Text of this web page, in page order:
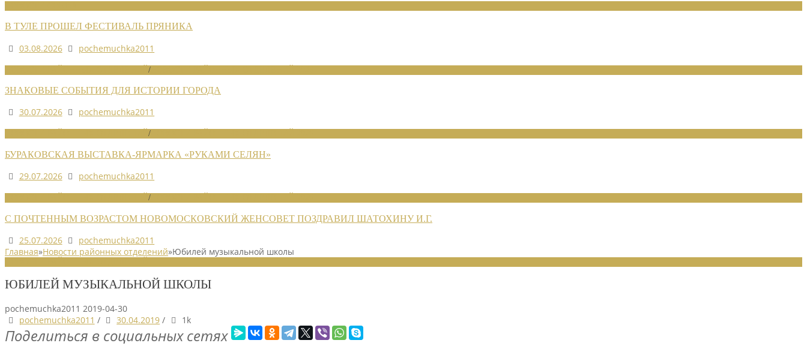
В ТУЛЕ ПРОШЕЛ ФЕСТИВАЛЬ ПРЯНИКА
03.08.2026
pochemuchka2011
/
ЗНАКОВЫЕ СОБЫТИЯ ДЛЯ ИСТОРИИ ГОРОДА
30.07.2026
pochemuchka2011
/
БУРАКОВСКАЯ ВЫСТАВКА-ЯРМАРКА «РУКАМИ СЕЛЯН»
29.07.2026
pochemuchka2011
/
С ПОЧТЕННЫМ ВОЗРАСТОМ НОВОМОСКОВСКИЙ ЖЕНСОВЕТ ПОЗДРАВИЛ ШАТОХИНУ И.Г.
25.07.2026
pochemuchka2011
Главная»Новости районных отделений»Юбилей музыкальной школы
ЮБИЛЕЙ МУЗЫКАЛЬНОЙ ШКОЛЫ
pochemuchka2011 2019-04-30
pochemuchka2011 / 30.04.2019 / 1k
Поделиться в социальных сетях